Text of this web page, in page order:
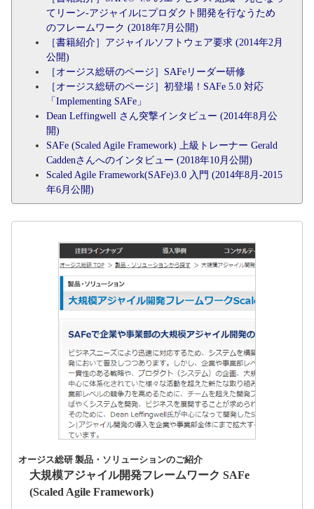
てリーン-アジャイルにプロダクト開発を行なうため
のフレームワーク (2018年7月公開)
［書籍紹介］アジャイルソフトウェア要求 (2014年2月
公開)
［オージス総研のページ］SAFeリーダー研修
［オージス総研のページ］初登場！SAFe 5.0 対応
「Implementing SAFe」
Dean Leffingwell さん突撃インタビュー (2014年8月公
開)
SAFe (Scaled Agile Framework) 上級トレーナー Gerald
Caddenさんへのインタビュー (2018年10月公開)
Scaled Agile Framework(SAFe)3.0 入門 (2014年8月-2015
年6月公開)
オージス総研 製品・ソリューションのご紹介
大規模アジャイル開発フレームワーク SAFe
(Scaled Agile Framework)